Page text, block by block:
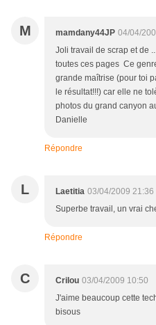
M mamdany44JP 04/04/
Joli travail de scrap et de
toutes ces pages Ce
grande maîtrise (pour toi
le résultat!!!) car elle ne
photos du grand canyon
Danielle
Répondre
L Laetitia 03/04/2009 21:36
Superbe travail, un vrai
Répondre
C Crilou 03/04/2009 10:50
J'aime beaucoup cette
bisous